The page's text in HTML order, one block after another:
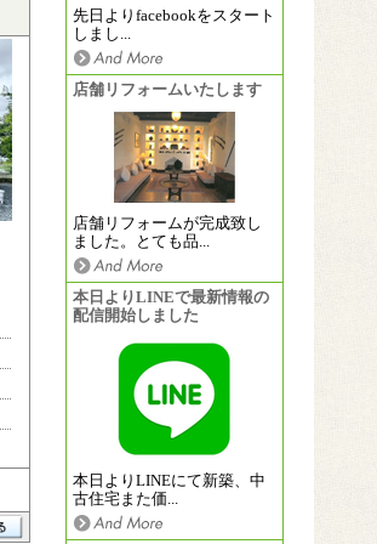
先日よりfacebookをスタート
しまし...
店舗リフォームいたします
店舗リフォームが完成致し
ました。とても品...
本日よりLINEで最新情報の
配信開始しました
本日よりLINEにて新築、中
古住宅また価...